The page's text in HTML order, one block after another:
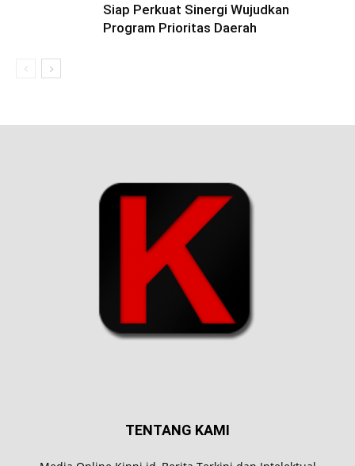
Siap Perkuat Sinergi Wujudkan
Program Prioritas Daerah
TENTANG KAMI